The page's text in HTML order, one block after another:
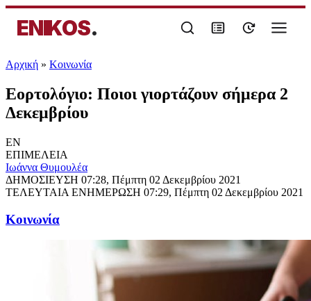
ENIKOS.
Αρχική » Κοινωνία
Εορτολόγιο: Ποιοι γιορτάζουν σήμερα 2
Δεκεμβρίου
EN
ΕΠΙΜΕΛΕΙΑ
Ιωάννα Θυμουλέα
ΔΗΜΟΣΙΕΥΣΗ 07:28, Πέμπτη 02 Δεκεμβρίου 2021
ΤΕΛΕΥΤΑΙΑ ΕΝΗΜΕΡΩΣΗ 07:29, Πέμπτη 02 Δεκεμβρίου 2021
Κοινωνία